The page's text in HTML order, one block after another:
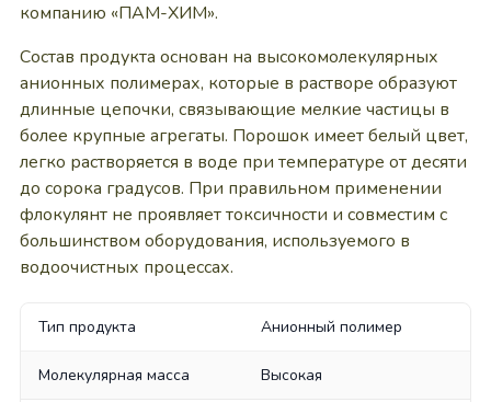
компанию «ПАМ-ХИМ».
Состав продукта основан на высокомолекулярных
анионных полимерах, которые в растворе образуют
длинные цепочки, связывающие мелкие частицы в
более крупные агрегаты. Порошок имеет белый цвет,
легко растворяется в воде при температуре от десяти
до сорока градусов. При правильном применении
флокулянт не проявляет токсичности и совместим с
большинством оборудования, используемого в
водоочистных процессах.
Тип продукта Анионный полимер
Молекулярная масса Высокая